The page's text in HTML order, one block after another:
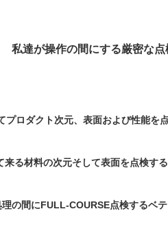
私達が操作の間にする厳密な点
プロダクト次元、表面および性能を
来る材料の次元そして表面を点検する
理の間にFULL-COURSE点検するベテ